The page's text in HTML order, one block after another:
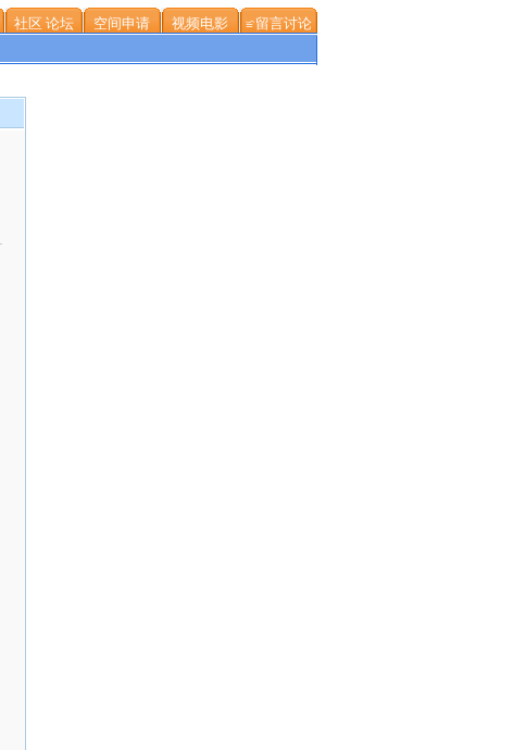
社区 论坛 空间申请 视频电影 ≌留言讨论